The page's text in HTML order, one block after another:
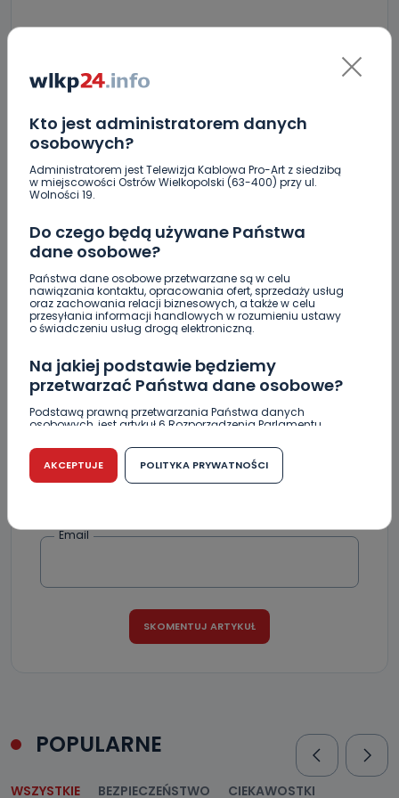
Kto jest administratorem danych
osobowych?
Administratorem jest Telewizja Kablowa Pro-Art z siedzibą
w miejscowości Ostrów Wielkopolski (63-400) przy ul.
Wolności 19.
Do czego będą używane Państwa
dane osobowe?
Państwa dane osobowe przetwarzane są w celu
nawiązania kontaktu, opracowania ofert, sprzedaży usług
oraz zachowania relacji biznesowych, a także w celu
przesyłania informacji handlowych w rozumieniu ustawy
o świadczeniu usług drogą elektroniczną.
Na jakiej podstawie będziemy
przetwarzać Państwa dane osobowe?
Podstawą prawną przetwarzania Państwa danych
osobowych, jest artykuł 6 Rozporządzenia Parlamentu
r. w sprawie ochrony osób fizycznych w związku z
przetwarzaniem danych osobowych w sprawie
swobodnego przepływu takich danych oraz uchylenia
dyrektywy 95/46/WE (RODO).
Czy jest możliwość cofnięcia zgody?
na każdym etapie i nie jest to związane z żadnymi
dokonać w dowolny, wybrany sposób (e-mail, poczta
tradycyjna) tak, aby dotarła do wiadomości Telewizji
Kablowej Pro-Art z siedzibą w miejscowości Ostrów
Telewizja Kablowa Pro-Art z siedzibą w miejscowości
Ostrów Wielkopolski (63-400) przy ul. Wolności 19 nie
przekazuje Państwa danych osobowych podmiotom
procesach zautomatyzowanego profilowania.
AKCEPTUJE POLITYKA PRYWATNOŚCI
Skomentuj ten wpis jako pierwszy!
DOŁĄCZ DO DYSKUSJI
DODAJ SWÓJ KOMENTARZ
Wiadomość
Podpis
Email
POPULARNE
WSZYSTKIE BEZPIECZEŃSTWO
CIEKAWOSTKI